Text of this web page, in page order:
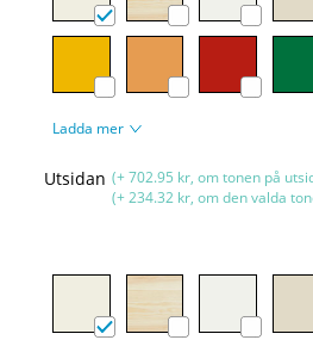
Ladda mer
Utsidan (+ 702.95 kr, om tonen på
(+ 234.32 kr, om den valda